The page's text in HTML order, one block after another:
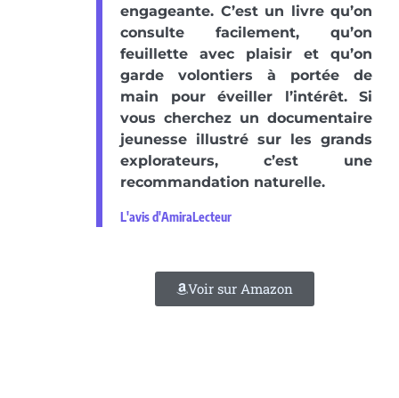
engageante. C’est un livre qu’on
consulte facilement, qu’on
feuillette avec plaisir et qu’on
garde volontiers à portée de
main pour éveiller l’intérêt. Si
vous cherchez un documentaire
jeunesse illustré sur les grands
explorateurs, c’est une
recommandation naturelle.
L'avis d'AmiraLecteur
Voir sur Amazon